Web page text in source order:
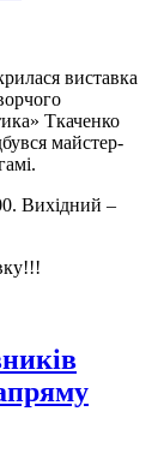
виставка
Ткаченко
майстер-
Вихідний –